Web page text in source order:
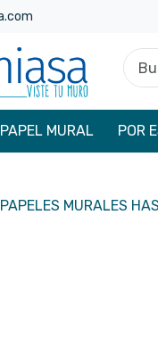
PAPEL MURAL POR
PAPELES MURALES